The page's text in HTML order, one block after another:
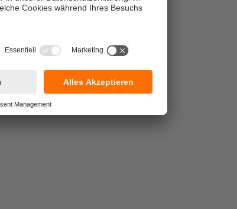
via IO-Link am PC parametrieren.
Sensoren kopieren, z. B. für